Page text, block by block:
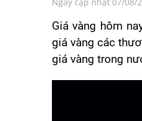
Giá vàng hôm
giá vàng các
giá vàng trong